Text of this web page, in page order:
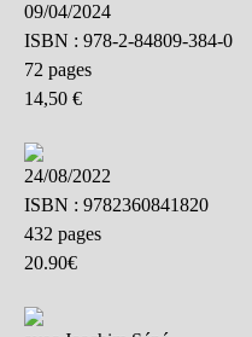
09/04/2024
ISBN : 978-2-84809-384-0
72 pages
14,50 €
24/08/2022
ISBN : 9782360841820
432 pages
20.90€